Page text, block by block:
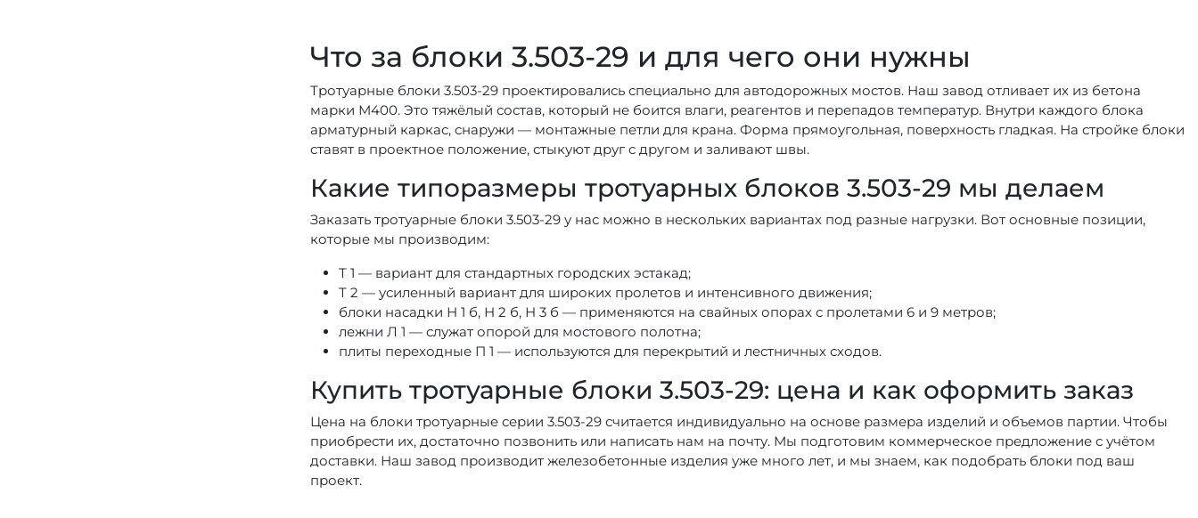
Что за блоки 3.503-29 и для чего они нужны
Тротуарные блоки 3.503-29 проектировались специально для автодорожных мостов. Наш завод отливает их из бетона
марки М400. Это тяжёлый состав, который не боится влаги, реагентов и перепадов температур. Внутри каждого блока
арматурный каркас, снаружи — монтажные петли для крана. Форма прямоугольная, поверхность гладкая. На стройке блоки
ставят в проектное положение, стыкуют друг с другом и заливают швы.
Какие типоразмеры тротуарных блоков 3.503-29 мы делаем
Заказать тротуарные блоки 3.503-29 у нас можно в нескольких вариантах под разные нагрузки. Вот основные позиции,
которые мы производим:
Т 1 — вариант для стандартных городских эстакад;
Т 2 — усиленный вариант для широких пролетов и интенсивного движения;
блоки насадки Н 1 б, Н 2 б, Н 3 б — применяются на свайных опорах с пролетами 6 и 9 метров;
лежни Л 1 — служат опорой для мостового полотна;
плиты переходные П 1 — используются для перекрытий и лестничных сходов.
Купить тротуарные блоки 3.503-29: цена и как оформить заказ
Цена на блоки тротуарные серии 3.503-29 считается индивидуально на основе размера изделий и объемов партии. Чтобы
приобрести их, достаточно позвонить или написать нам на почту. Мы подготовим коммерческое предложение с учётом
доставки. Наш завод производит железобетонные изделия уже много лет, и мы знаем, как подобрать блоки под ваш
проект.